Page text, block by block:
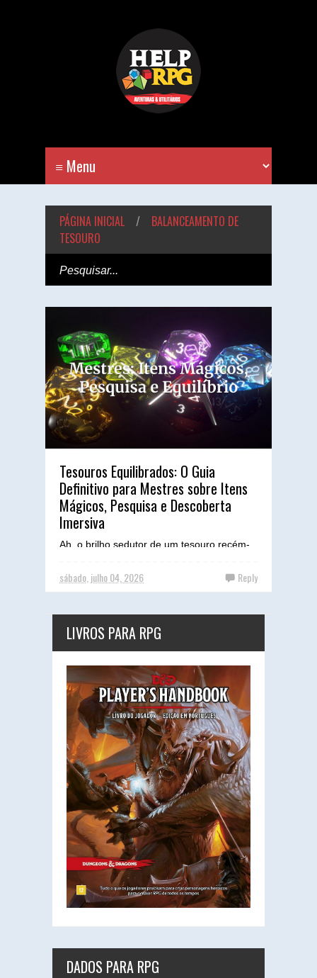
PÁGINA INICIAL /
BALANCEAMENTO DE
TESOURO
Tesouros Equilibrados: O Guia
Definitivo para Mestres sobre Itens
Mágicos, Pesquisa e Descoberta
Imersiva
Ah, o brilho sedutor de um tesouro recém-
veteranos, a entrega de um item mágico é
um momento crítico. E...
sábado, julho 04, 2026 Reply
LIVROS PARA RPG
DADOS PARA RPG